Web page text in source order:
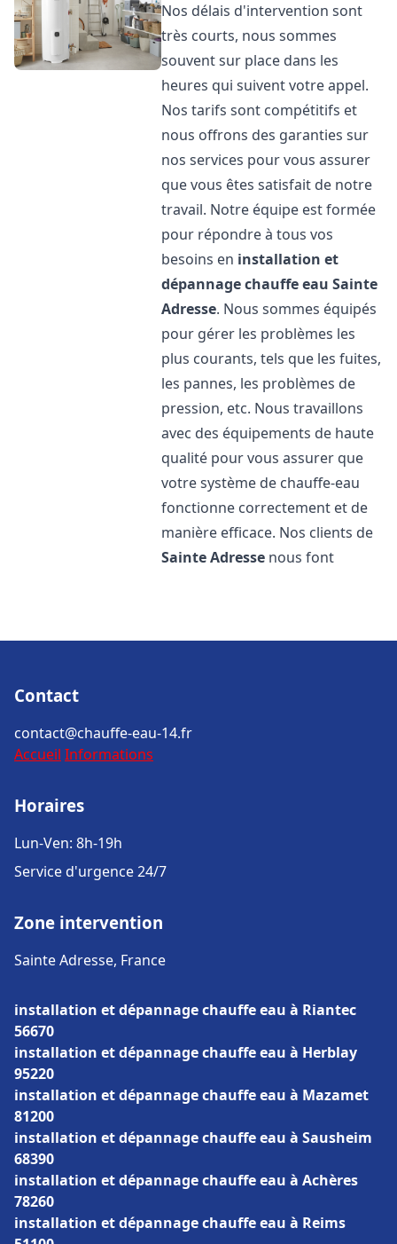
Nos délais d'intervention sont
très courts, nous sommes
souvent sur place dans les
heures qui suivent votre appel.
Nos tarifs sont compétitifs et
nous offrons des garanties sur
nos services pour vous assurer
que vous êtes satisfait de notre
travail. Notre équipe est formée
pour répondre à tous vos
besoins en installation et
dépannage chauffe eau Sainte
Adresse. Nous sommes équipés
pour gérer les problèmes les
plus courants, tels que les fuites,
les pannes, les problèmes de
pression, etc. Nous travaillons
avec des équipements de haute
qualité pour vous assurer que
votre système de chauffe-eau
fonctionne correctement et de
manière efficace. Nos clients de
Sainte Adresse nous font
Contact
contact@chauffe-eau-14.fr
Accueil Informations
Horaires
Lun-Ven: 8h-19h
Service d'urgence 24/7
Zone intervention
Sainte Adresse, France
installation et dépannage chauffe eau à Riantec
56670
installation et dépannage chauffe eau à Herblay
95220
installation et dépannage chauffe eau à Mazamet
81200
installation et dépannage chauffe eau à Sausheim
68390
installation et dépannage chauffe eau à Achères
78260
installation et dépannage chauffe eau à Reims